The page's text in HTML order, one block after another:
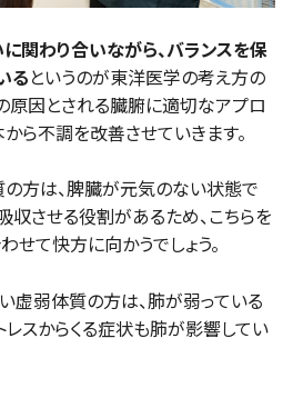
関わり合いながら、バランスを保
る というのが東洋医学の考え方の
の原因とされる臓腑に適切なアプロ
ら不調を改善させていきます。
方は、脾臓が元気のない状態で
収させる役割があるため、こちらを
せて快方に向かうでしょう。
虚弱体質の方は、肺が弱っている
レスからくる症状も肺が影響してい